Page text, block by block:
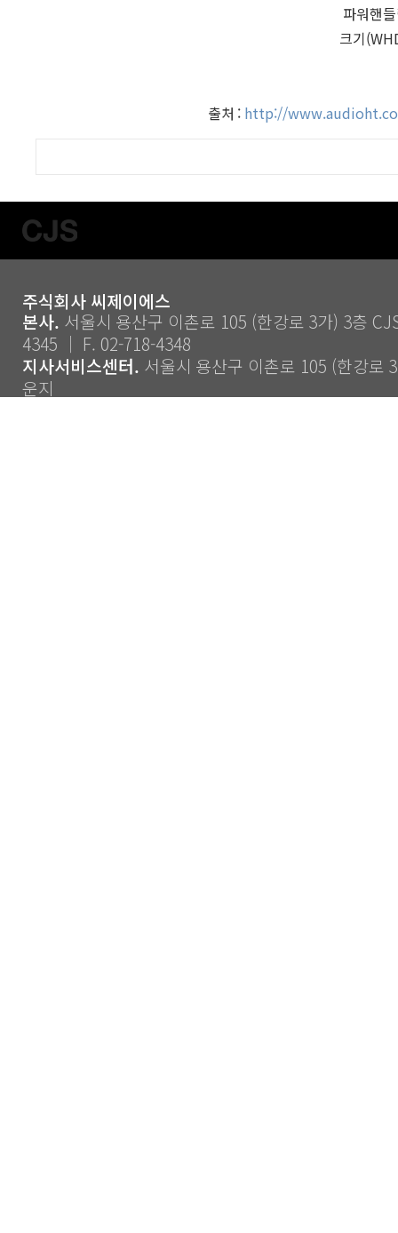
파워핸
크기
출처 : http://
주식회사 씨제이에스
본사. 서울시 용산구 이촌로 105 (한강로 3가) 3층
4345 ｜ F. 02-718-4348
지사서비스센터. 서울시 용산구 이촌로 105 (한강로
운지